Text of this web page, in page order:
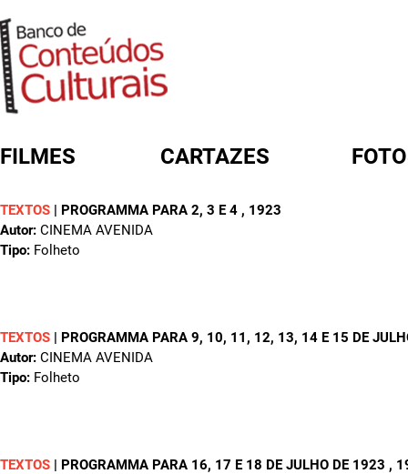
FILMES CARTAZES
TEXTOS | PROGRAMMA PARA 2, 3 E 4 , 1923
Autor: CINEMA AVENIDA
Tipo: Folheto
TEXTOS | PROGRAMMA PARA 9, 10, 11, 12, 13, 14 E 15 DE
Autor: CINEMA AVENIDA
Tipo: Folheto
TEXTOS | PROGRAMMA PARA 16, 17 E 18 DE JULHO DE 1923 ,
FORMULÁRIO DE BUSCA